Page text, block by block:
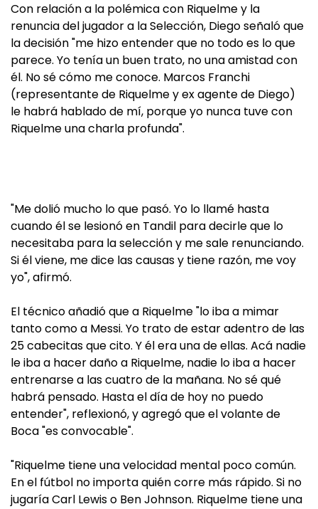
Con relación a la polémica con Riquelme y la
renuncia del jugador a la Selección, Diego señaló que
la decisión "me hizo entender que no todo es lo que
parece. Yo tenía un buen trato, no una amistad con
él. No sé cómo me conoce. Marcos Franchi
(representante de Riquelme y ex agente de Diego)
le habrá hablado de mí, porque yo nunca tuve con
Riquelme una charla profunda".
"Me dolió mucho lo que pasó. Yo lo llamé hasta
cuando él se lesionó en Tandil para decirle que lo
necesitaba para la selección y me sale renunciando.
Si él viene, me dice las causas y tiene razón, me voy
yo", afirmó.
El técnico añadió que a Riquelme "lo iba a mimar
tanto como a Messi. Yo trato de estar adentro de las
25 cabecitas que cito. Y él era una de ellas. Acá nadie
le iba a hacer daño a Riquelme, nadie lo iba a hacer
entrenarse a las cuatro de la mañana. No sé qué
habrá pensado. Hasta el día de hoy no puedo
entender", reflexionó, y agregó que el volante de
Boca "es convocable".
"Riquelme tiene una velocidad mental poco común.
En el fútbol no importa quién corre más rápido. Si no
jugaría Carl Lewis o Ben Johnson. Riquelme tiene una